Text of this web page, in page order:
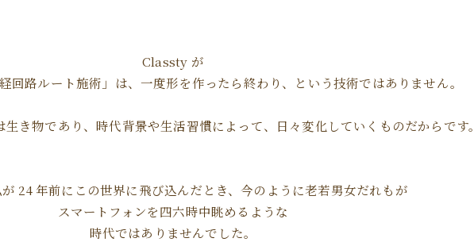
Classty が
回路ルート施術」は、一度形を作ったら終わり、という技術ではありません。
き物であり、時代背景や生活習慣によって、日々変化していくものだからです。
24 年前にこの世界に飛び込んだとき、今のように老若男女だれもが
スマートフォンを四六時中眺めるような
時代ではありませんでした。